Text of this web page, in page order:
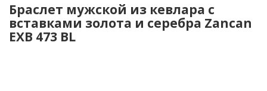
Браслет мужской из кевлара с
вставками золота и серебра Zancan
EXB 473 BL